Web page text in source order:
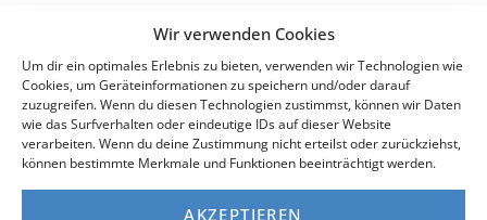
Wir verwenden Cookies
Um dir ein optimales Erlebnis zu bieten, verwenden wir Technologien wie
Cookies, um Geräteinformationen zu speichern und/oder darauf
zuzugreifen. Wenn du diesen Technologien zustimmst, können wir Daten
wie das Surfverhalten oder eindeutige IDs auf dieser Website
verarbeiten. Wenn du deine Zustimmung nicht erteilst oder zurückziehst,
können bestimmte Merkmale und Funktionen beeinträchtigt werden.
AKZEPTIEREN
Für wen ist dieses Buch geeignet?
Wann kommt mein Buch an?
Versendet ihr mein Buch auch in die Schweiz oder
nach Österreich?
Wieso kostet mich ein kostenloses Buch 4,99 Euro?